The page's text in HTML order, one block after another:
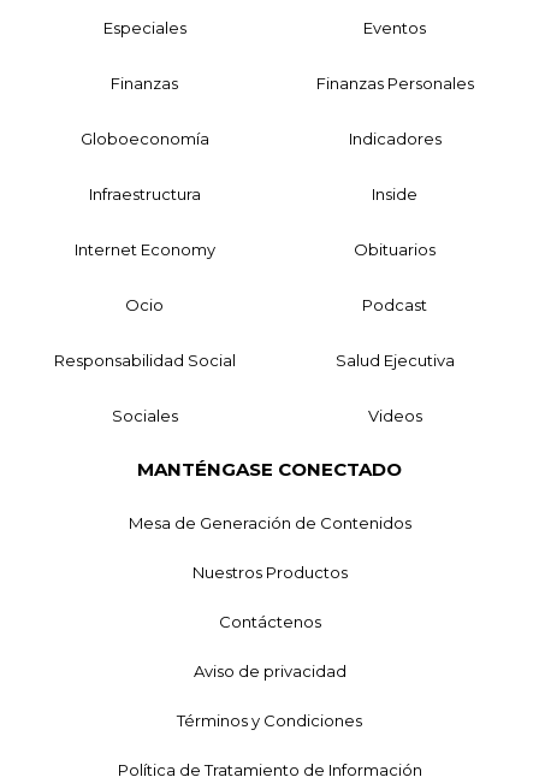
Especiales Eventos
Finanzas Finanzas Personales
Globoeconomía Indicadores
Infraestructura Inside
Internet Economy Obituarios
Ocio Podcast
Responsabilidad Social Salud Ejecutiva
Sociales Videos
MANTÉNGASE CONECTADO
Mesa de Generación de Contenidos
Nuestros Productos
Contáctenos
Aviso de privacidad
Términos y Condiciones
Política de Tratamiento de Información